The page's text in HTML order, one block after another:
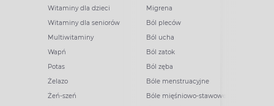
Witaminy dla dzieci
Witaminy dla seniorów
Multiwitaminy
Wapń
Potas
Żelazo
Żeń-szeń
Migrena
Ból pleców
Ból ucha
Ból zatok
Ból zęba
Bóle menstruacyjne
Bóle mięśniowo-stawowe